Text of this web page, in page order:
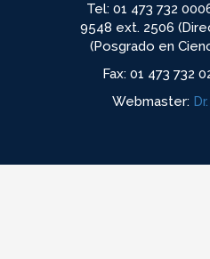
Tel: 01 473 732
9548 ext. 2506
(Posgrado en
Fax: 01 473 732
Webmaster: